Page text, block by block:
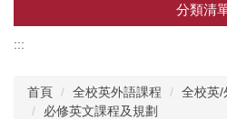
分類清
最新消息
:::
首頁 全校英外語課程
全校英/
必修英文課程及規劃